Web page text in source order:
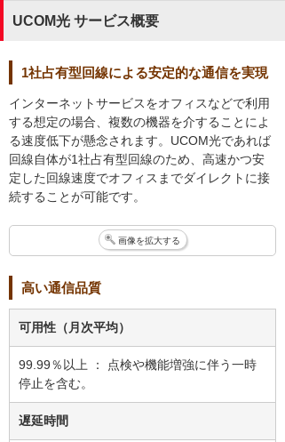
UCOM光 サービス概要
1社占有型回線による安定的な通信を実現
インターネットサービスをオフィスなどで利用
する想定の場合、複数の機器を介することによ
る速度低下が懸念されます。UCOM光であれば
回線自体が1社占有型回線のため、高速かつ安
定した回線速度でオフィスまでダイレクトに接
続することが可能です。
画像を拡大する
高い通信品質
可用性（月次平均）
99.99％以上 ： 点検や機能増強に伴う一時
停止を含む。
遅延時間